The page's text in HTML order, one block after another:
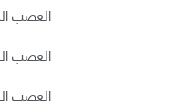
العصب
العصب
العصب